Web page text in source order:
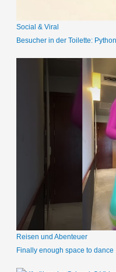
Social & Viral
Besucher in der Toilette:
Reisen und Abenteuer
Finally enough space to dance